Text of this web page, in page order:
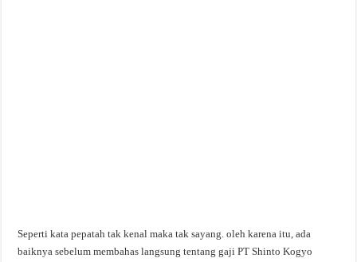
Seperti kata pepatah tak kenal maka tak sayang. oleh karena itu, ada
baiknya sebelum membahas langsung tentang gaji PT Shinto Kogyo